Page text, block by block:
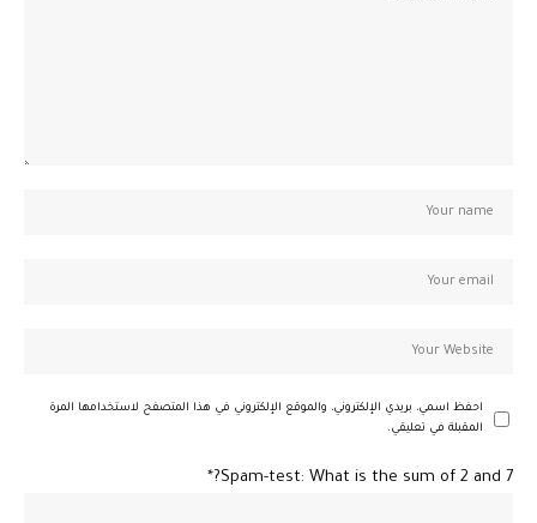
احفظ اسمي، بريدي الإلكتروني، والموقع الإلكتروني في هذا المتصفح لاستخدامها المرة
المقبلة في تعليقي.
Spam-test: What is the sum of 2 and 7?*